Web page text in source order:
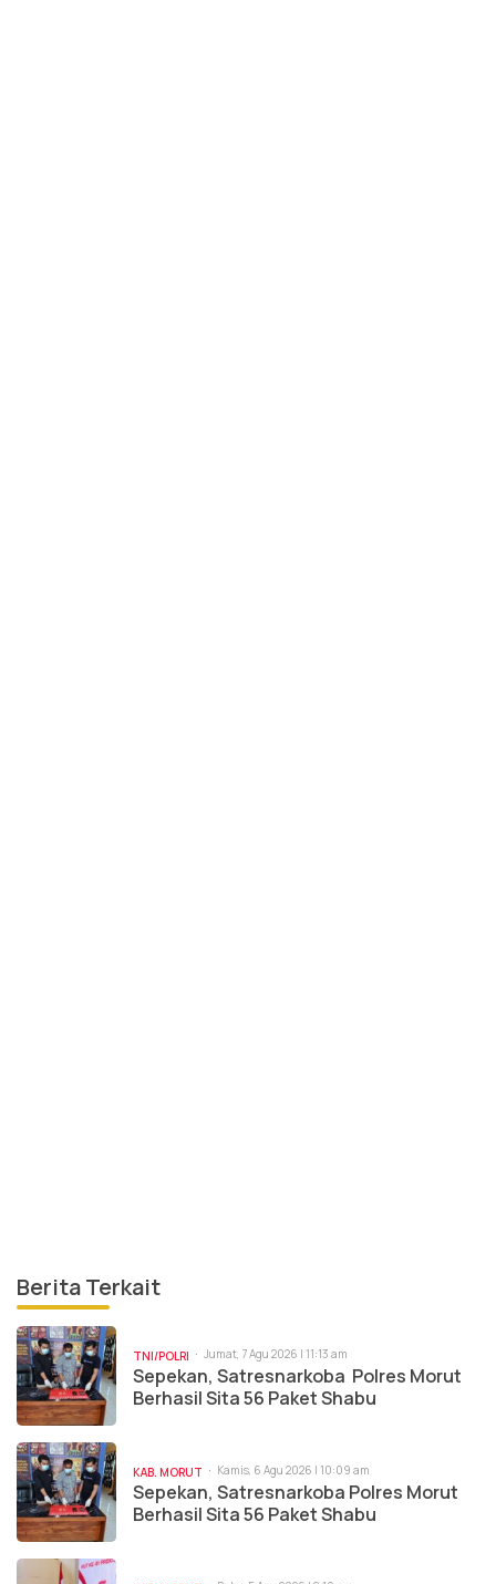
Berita Terkait
TNI/POLRI Jumat, 7 Agu 2026 | 11:13 am
Sepekan, Satresnarkoba Polres Morut
Berhasil Sita 56 Paket Shabu
KAB. MORUT Kamis, 6 Agu 2026 | 10:09 am
Sepekan, Satresnarkoba Polres Morut
Berhasil Sita 56 Paket Shabu